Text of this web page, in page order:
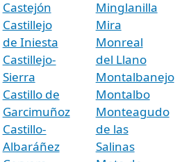
Castejón
Castillejo
de Iniesta
Castillejo-
Sierra
Castillo de
Garcimuñoz
Castillo-
Albaráñez
Minglanilla
Mira
Monreal
del Llano
Montalbanejo
Montalbo
Monteagudo
de las
Salinas